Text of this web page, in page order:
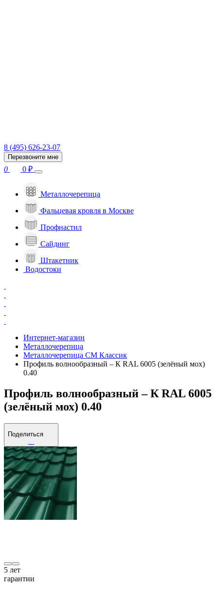
8 (495) 626-23-07
Перезвоните мне
0 0 ₽
Металлочерепица
Фальцевая кровля в Москве
Профнастил
Сайдинг
Штакетник
Водостоки
Интернет-магазин
Металлочерепица
Металлочерепица СМ Классик
Профиль волнообразный – К RAL 6005 (зелёный мох)
0.40
Профиль волнообразный – К RAL 6005
(зелёный мох) 0.40
Поделиться
5 лет
гарантии